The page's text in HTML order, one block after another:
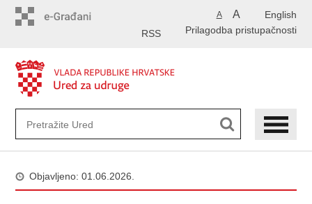
English
A A
Prilagodba pristupačnosti
RSS
Objavljeno: 01.06.2026.